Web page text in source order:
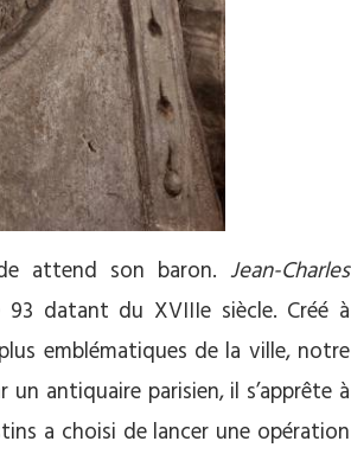
attend son baron. Jean-Charles
datant du XVIIIe siècle. Créé à
emblématiques de la ville, notre
antiquaire parisien, il s’apprête à
a choisi de lancer une opération